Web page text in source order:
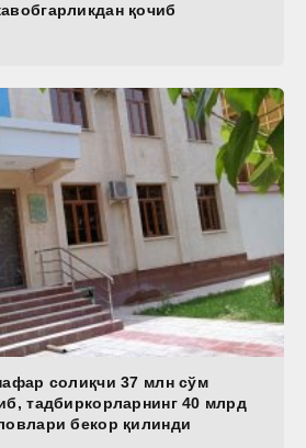
қочиб
солиқчи 37 млн сўм
тадбиркорларнинг 40 млрд
бекор қилинди